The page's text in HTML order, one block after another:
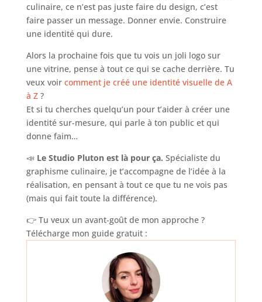
culinaire, ce n’est pas juste faire du design, c’est
faire passer un message. Donner envie. Construire
une identité qui dure.
Alors la prochaine fois que tu vois un joli logo sur
une vitrine, pense à tout ce qui se cache derrière. Tu
veux voir comment je créé une identité visuelle de A
à Z?
Et si tu cherches quelqu’un pour t’aider à créer une
identité sur-mesure, qui parle à ton public et qui
donne faim…
📣 Le Studio Pluton est là pour ça. Spécialiste du
graphisme culinaire, je t’accompagne de l’idée à la
réalisation, en pensant à tout ce que tu ne vois pas
(mais qui fait toute la différence).
👉 Tu veux un avant-goût de mon approche ?
Télécharge mon guide gratuit :